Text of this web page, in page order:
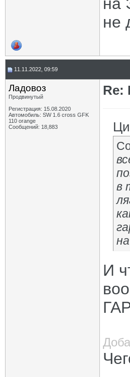
не
11.11.2022, 09:59
Ладовоз
Продвинутый
Регистрация: 15.08.2020
Автомобиль: SW 1.6 cross GFK
110 orange
Сообщений: 18,883
Re:
в
И